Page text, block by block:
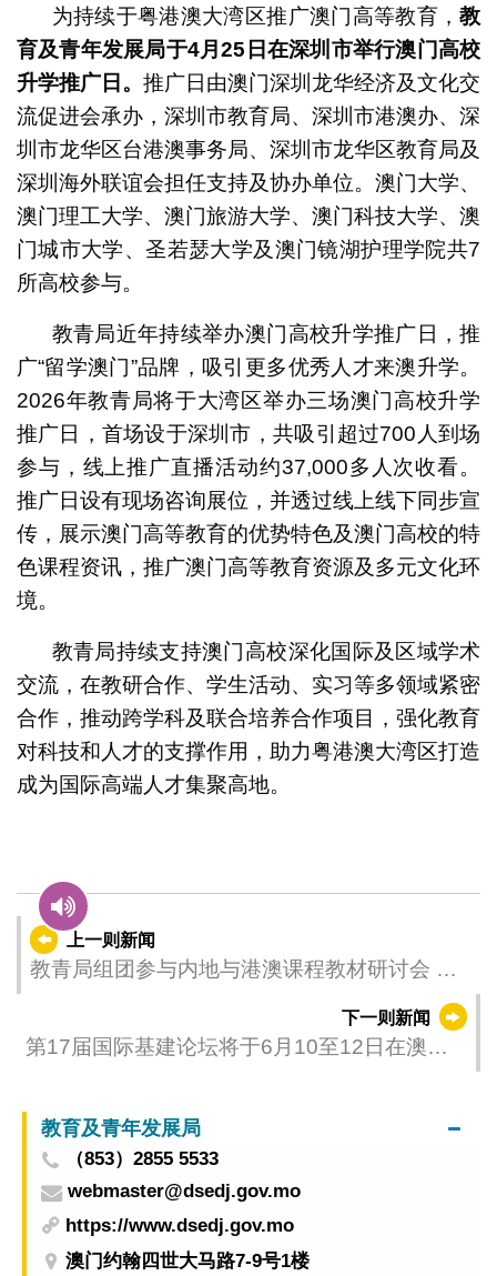
为持续于粤港澳大湾区推广澳门高等教育，教
育及青年发展局于4月25 日在深圳市举行澳门高校
升学推广日。 推广日由澳门深圳龙华经济及文化交
流促进会承办，深圳市教育局、深圳市港澳办、深
圳市龙华区台港澳事务局、深圳市龙华区教育局及
深圳海外联谊会担任支持及协办单位。澳门大学、
澳门理工大学、澳门旅游大学、澳门科技大学、澳
门城市大学、圣若瑟大学及澳门镜湖护理学院共7
所高校参与。
教青局近年持续举办澳门高校升学推广日，推
广“留学澳门”品牌，吸引更多优秀人才来澳升学。
2026年教青局将于大湾区举办三场澳门高校升学
推广日，首场设于深圳市，共吸引超过700人到场
参与，线上推广直播活动约37,000多人次收看。
推广日设有现场咨询展位，并透过线上线下同步宣
传，展示澳门高等教育的优势特色及澳门高校的特
色课程资讯，推广澳门高等教育资源及多元文化环
境。
教青局持续支持澳门高校深化国际及区域学术
交流，在教研合作、学生活动、实习等多领域紧密
合作，推动跨学科及联合培养合作项目，强化教育
对科技和人才的支撑作用，助力粤港澳大湾区打造
成为国际高端人才集聚高地。
上一则新闻
教青局组团参与内地与港澳课程教材研讨会 深
下一则新闻
第17届国际基建论坛将于6月10至12日在澳门
教育及青年发展局
（853）2855 5533
webmaster@dsedj.gov.mo
https://www.dsedj.gov.mo
澳门约翰四世大马路7-9号1楼